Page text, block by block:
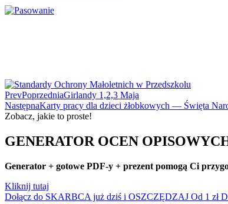
Dni Tygodnia
Dzień Bezpiecznego Internetu
Dzień Chłopaka
Dzień Dziadka
Dzień Dziewczynek
Dzień Dyni
Dzień Kobiet
PrevPoprzedniaGirlandy 1,2,3 Maja
NastępnaKarty pracy dla dzieci żłobkowych — Święta
Zobacz, jakie to proste!
GENERATOR OCEN
Generator + gotowe PDF-y + prezent pomogą Ci
Kliknij tutaj
Dołącz do SKARBCA już dziś i OSZCZĘDZAJ Od 1 zł